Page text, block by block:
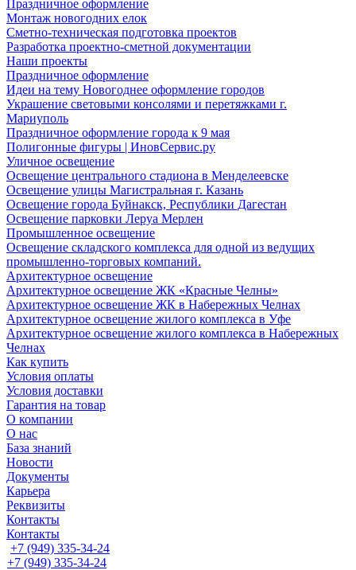
Праздничное оформление
Монтаж новогодних елок
Сметно-техническая подготовка проектов
Разработка проектно-сметной документации
Наши проекты
Праздничное оформление
Идеи на тему Новогоднее оформление городов
Украшение световыми консолями и перетяжками г.
Мариуполь
Праздничное оформление города к 9 мая
Полигонные фигуры | ИновСервис.ру
Уличное освещение
Освещение центрального стадиона в Менделеевске
Освещение улицы Магистральная г. Казань
Освещение города Буйнакск, Республики Дагестан
Освещение парковки Леруа Мерлен
Промышленное освещение
Освещение складского комплекса для одной из ведущих
промышленно-торговых компаний.
Архитектурное освещение
Архитектурное освещение ЖК «Красные Челны»
Архитектурное освещение ЖК в Набережных Челнах
Архитектурное освещение жилого комплекса в Уфе
Архитектурное освещение жилого комплекса в Набережных
Челнах
Как купить
Условия оплаты
Условия доставки
Гарантия на товар
О компании
О нас
База знаний
Новости
Документы
Карьера
Реквизиты
Контакты
Контакты
+7 (949) 335-34-24
+7 (949) 335-34-24